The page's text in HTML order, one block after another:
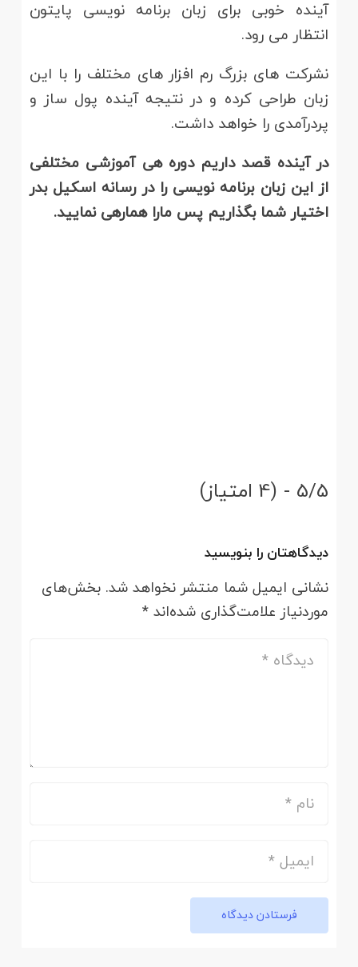
آینده خوبی برای زبان برنامه نویسی پایتون
انتظار می رود.
نشرکت های بزرگ رم افزار های مختلف را با این
زبان طراحی کرده و در نتیجه آینده پول ساز و
پردرآمدی را خواهد داشت.
در آینده قصد داریم دوره هی آموزشی مختلفی
از این زبان برنامه نویسی را در رسانه اسکیل بدر
اختیار شما بگذاریم پس مارا همارهی نمایید.
5/5 - (4 امتیاز)
دیدگاهتان را بنویسید
نشانی ایمیل شما منتشر نخواهد شد. بخش‌های
موردنیاز علامت‌گذاری شده‌اند*
فرستادن دیدگاه